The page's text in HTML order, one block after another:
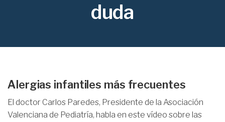
duda
Alergias infantiles más frecuentes
El doctor Carlos Paredes, Presidente de la Asociación
Valenciana de Pediatría, habla en este vídeo sobre las